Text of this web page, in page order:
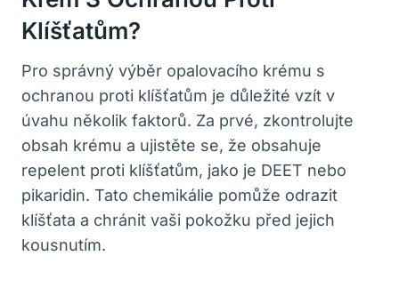
Klíšťatům?
Pro správný výběr opalovacího krému s
ochranou proti klíšťatům je důležité vzít v
úvahu několik faktorů. Za prvé, zkontrolujte
obsah krému a ujistěte se, že obsahuje
repelent proti klíšťatům, jako je DEET nebo
pikaridin. Tato chemikálie pomůže odrazit
klíšťata a chránit vaši pokožku před jejich
kousnutím.